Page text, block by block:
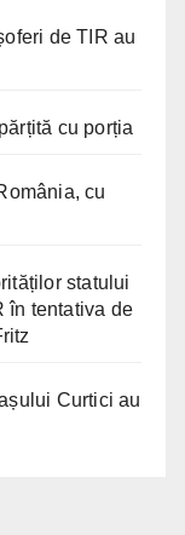
de TIR au
cu porția
cu
statului
în tentativa de
Curtici au